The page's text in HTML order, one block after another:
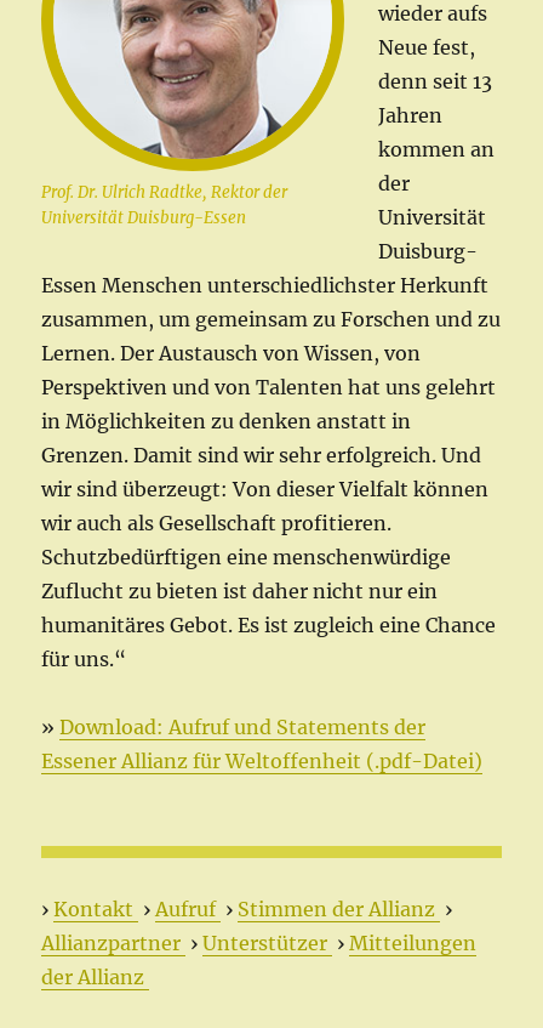
Prof. Dr. Ulrich Radtke, Rektor der
Universität Duisburg-Essen
wieder aufs
Neue fest,
denn seit 13
Jahren
kommen an
der
Universität
Duisburg-
Essen Menschen unterschiedlichster Herkunft
zusammen, um gemeinsam zu Forschen und zu
Lernen. Der Austausch von Wissen, von
Perspektiven und von Talenten hat uns gelehrt
in Möglichkeiten zu denken anstatt in
Grenzen. Damit sind wir sehr erfolgreich. Und
wir sind überzeugt: Von dieser Vielfalt können
wir auch als Gesellschaft profitieren.
Schutzbedürftigen eine menschenwürdige
Zuflucht zu bieten ist daher nicht nur ein
humanitäres Gebot. Es ist zugleich eine Chance
für uns.“
»Download: Aufruf und Statements der
Essener Allianz für Weltoffenheit (.pdf-Datei)
›Kontakt ›Aufruf › Stimmen der Allianz ›
Allianzpartner ›Unterstützer ›Mitteilungen
der Allianz